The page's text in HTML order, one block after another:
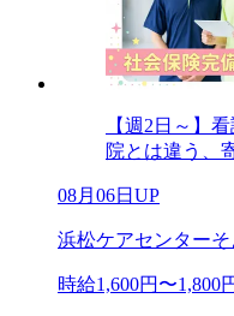
【週2日～】
院とは違う、
08月06日UP
浜松ケアセンターそ
時給1,600円〜1,800